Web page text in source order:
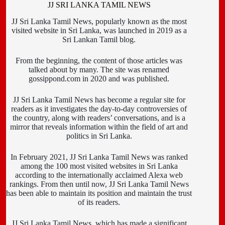
JJ SRI LANKA TAMIL NEWS
JJ Sri Lanka Tamil News, popularly known as the most
visited website in Sri Lanka, was launched in 2019 as a
Sri Lankan Tamil blog.
From the beginning, the content of those articles was
talked about by many. The site was renamed
gossippond.com in 2020 and was published.
JJ Sri Lanka Tamil News has become a regular site for
readers as it investigates the day-to-day controversies of
the country, along with readers’ conversations, and is a
mirror that reveals information within the field of art and
politics in Sri Lanka.
In February 2021, JJ Sri Lanka Tamil News was ranked
among the 100 most visited websites in Sri Lanka
according to the internationally acclaimed Alexa web
rankings. From then until now, JJ Sri Lanka Tamil News
has been able to maintain its position and maintain the trust
of its readers.
JJ Sri Lanka Tamil News, which has made a significant